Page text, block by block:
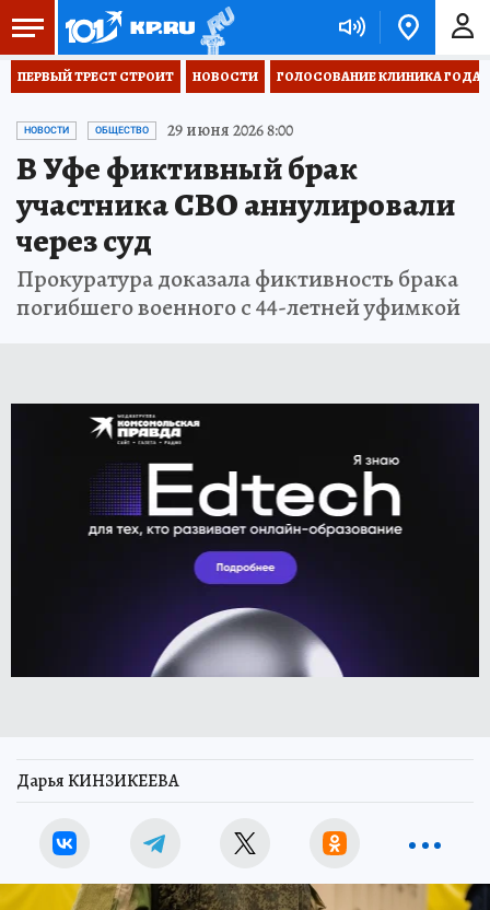
ПЕРВЫЙ ТРЕСТ СТРОИТ НОВОСТИ ГОЛОСОВАНИЕ КЛИНИКА ГОДА
НОВОСТИ ОБЩЕСТВО 29 июня 2026 8:00
В Уфе фиктивный брак
участника СВО аннулировали
через суд
Прокуратура доказала фиктивность брака
погибшего военного с 44-летней уфимкой
Дарья КИНЗИКЕЕВА